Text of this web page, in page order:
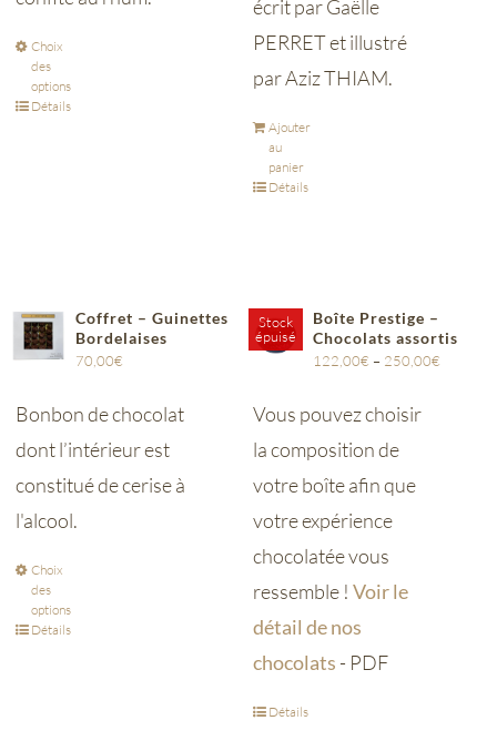
Choix
des
options
Détails
écrit par Gaëlle
PERRET et illustré
par Aziz THIAM.
Ajouter
au
panier
Détails
Coffret – Guinettes
Bordelaises
70,00€
Bonbon de chocolat
dont l’intérieur est
constitué de cerise à
l'alcool.
Choix
des
options
Détails
Stock
épuisé
Boîte Prestige –
Chocolats assortis
122,00€ – 250,00€
Vous pouvez choisir
la composition de
votre boîte afin que
votre expérience
chocolatée vous
ressemble !Voir le
détail de nos
chocolats - PDF
Détails